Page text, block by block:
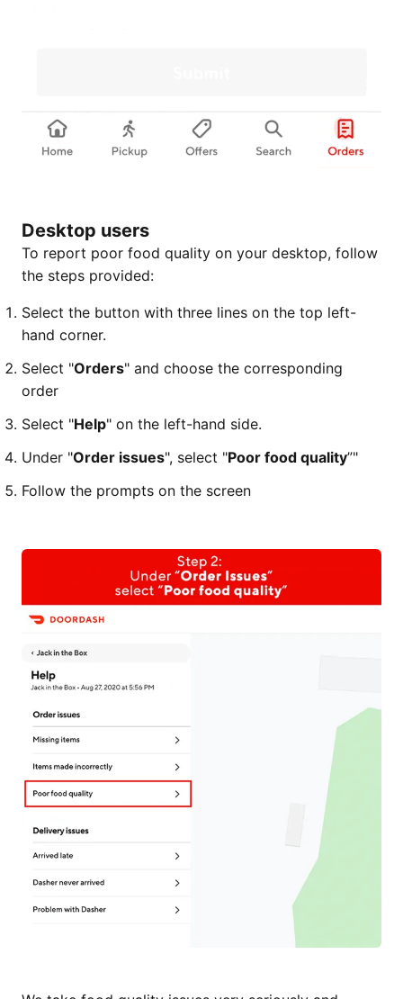
Desktop users
To report poor food quality on your desktop, follow
the steps provided:
Select the button with three lines on the top left-
hand corner.
Select "Orders" and choose the corresponding
order
Select "Help" on the left-hand side.
Under "Order issues", select "Poor food quality”"
Follow the prompts on the screen